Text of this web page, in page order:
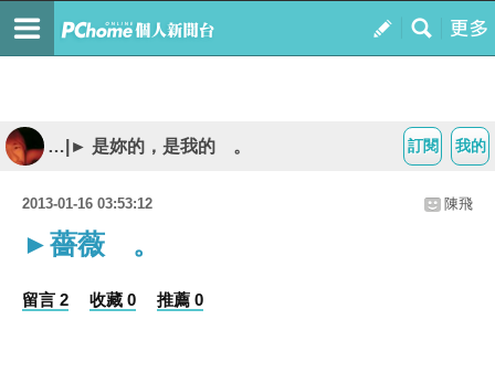
我的
訂閱
…|► 是妳的，是我的 。
2013-01-16 03:53:12 陳飛
►薔薇 。
留言 2 收藏 0 推薦 0